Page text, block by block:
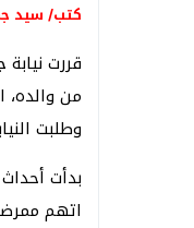
كتب/ سيد
من
وطلبت
اتهم